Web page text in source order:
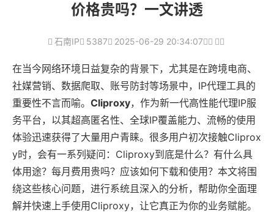
价格贵吗？一文讲透
石南IP 5387 2025-06-29 20:34:07
在当今网络环境日益复杂的背景下，尤其是在跨境电商、
社媒营销、数据爬取、账号防封等场景中，IP代理工具的
重要性不言而喻。 Cliproxy，作为新一代高性能代理IP服
务平台，以其超高匿名性、全球IP覆盖能力、流畅的使用
体验迅速获得了大量用户青睐。很多用户初次接触Cliprox
y时，会有一系列疑问：Cliproxy到底是什么？有什么具
体用途？每月费用贵吗？应该如何下载和使用？本文将围
绕这些核心问题，进行系统且深入的分析，帮助你全面理
解并快速上手使用Cliproxy，让它真正为你的业务赋能。